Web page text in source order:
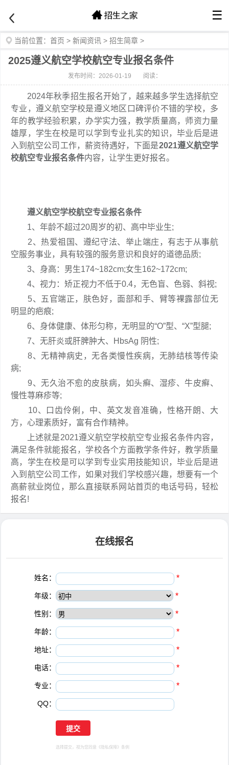
☰
当前位置： 首页 > 新闻资讯 > 招生简章 >
2025遵义航空学校航空专业报名条件
发布时间：2026-01-19 阅读：
2024年秋季招生报名开始了，越来越多学生选择航空
专业，遵义航空学校是遵义地区口碑评价不错的学校，多
年的教学经验积累，办学实力强，教学质量高，师资力量
雄厚，学生在校是可以学到专业扎实的知识，毕业后是进
入到航空公司工作，薪资待遇好，下面是2021遵义航空学
校航空专业报名条件内容，让学生更好报名。
遵义航空学校航空专业报名条件
1、年龄不超过20周岁的初、高中毕业生;
2、热爱祖国、遵纪守法、举止端庄，有志于从事航
空服务事业，具有较强的服务意识和良好的道德品质;
3、身高：男生174~182cm;女生162~172cm;
4、视力：矫正视力不低于0.4，无色盲、色弱、斜视;
5、五官端正，肤色好，面部和手、臂等裸露部位无
明显的疤痕;
6、身体健康、体形匀称，无明显的“O”型、“X”型腿;
7、无肝炎或肝脾肿大、HbsAg 阴性;
8、无精神病史，无各类慢性疾病，无肺结核等传染
病;
9、无久治不愈的皮肤病，如头癣、湿疹、牛皮癣、
慢性荨麻疹等;
10、口齿伶俐，中、英文发音准确，性格开朗、大
方，心理素质好，富有合作精神。
上述就是2021遵义航空学校航空专业报名条件内容，
满足条件就能报名，学校各个方面教学条件好，教学质量
高，学生在校是可以学到专业实用技能知识，毕业后是进
入到航空公司工作，如果对我们学校感兴趣，想要有一个
高薪就业岗位，那么直接联系网站首页的电话号码，轻松
报名!
在线报名
姓名： *
年级： *
性别： *
年龄： *
地址： *
电话： *
专业： *
QQ：
选择提交，视为您同意 《隐私保障》 条例